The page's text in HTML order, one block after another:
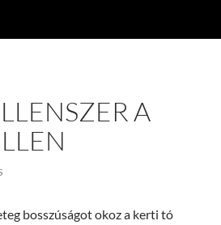
A
bosszúságot okoz a kerti tó